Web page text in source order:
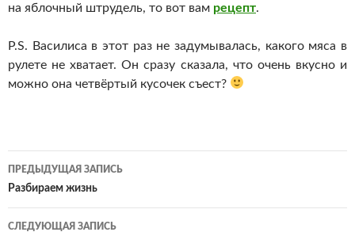
на яблочный штрудель, то вот вам рецепт.
P.S. Василиса в этот раз не задумывалась, какого мяса в
рулете не хватает. Он сразу сказала, что очень вкусно и
можно она четвёртый кусочек съест?
Навигация
по
записям
ПРЕДЫДУЩАЯ ЗАПИСЬ
Разбираем жизнь
СЛЕДУЮЩАЯ ЗАПИСЬ